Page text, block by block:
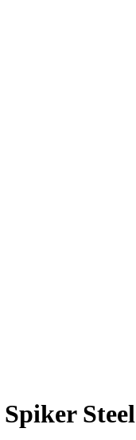
Steel